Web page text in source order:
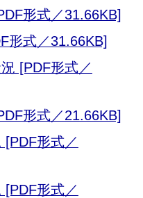
形式／31.66KB]
形式／31.66KB]
[PDF形式／
形式／21.66KB]
形式／
形式／